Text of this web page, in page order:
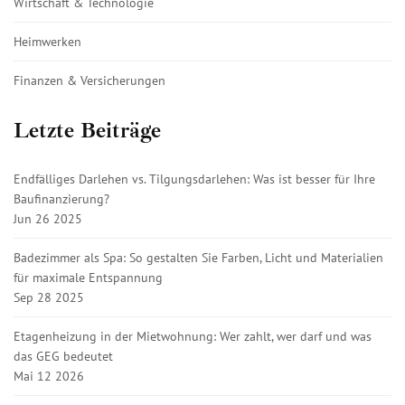
Heimwerken
Finanzen & Versicherungen
Letzte Beiträge
Endfälliges Darlehen vs. Tilgungsdarlehen: Was ist besser für Ihre
Baufinanzierung?
Jun 26 2025
Badezimmer als Spa: So gestalten Sie Farben, Licht und Materialien
für maximale Entspannung
Sep 28 2025
Etagenheizung in der Mietwohnung: Wer zahlt, wer darf und was
das GEG bedeutet
Mai 12 2026